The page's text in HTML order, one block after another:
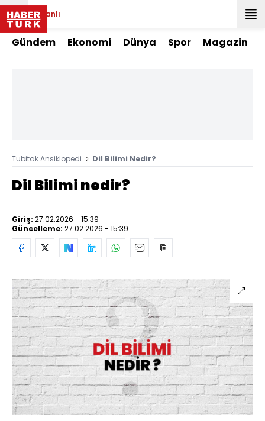
Canlı
Gündem Ekonomi Dünya Spor Magazin
Tubitak Ansiklopedi Dil Bilimi Nedir?
Dil Bilimi nedir?
Giriş: 27.02.2026 - 15:39
Güncelleme: 27.02.2026 - 15:39